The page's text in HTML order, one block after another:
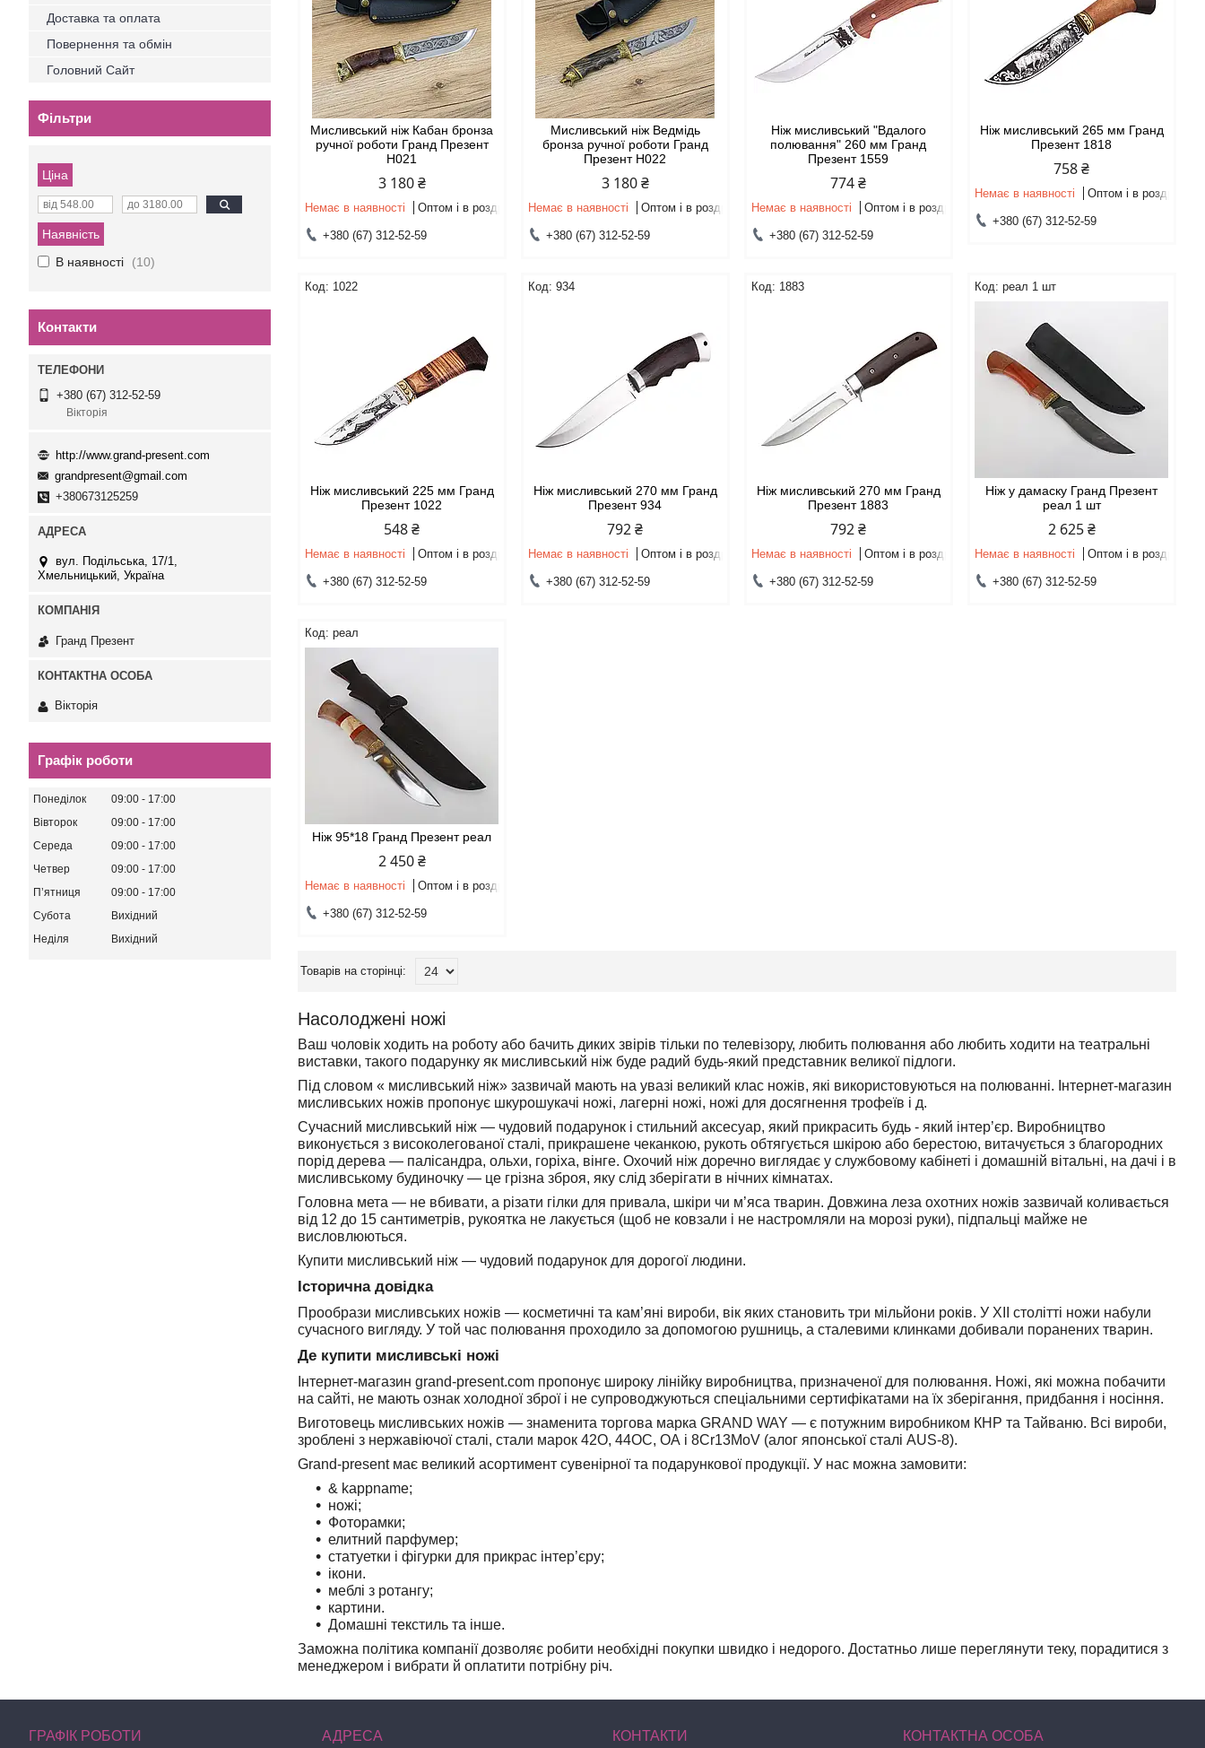
Мисливський ніж Кабан бронза
ручної роботи Гранд Презент
Н021
3 180 ₴
Немає в наявності Оптом і в роздріб
+380 (67) 312-52-59
Мисливський ніж Ведмідь
бронза ручної роботи Гранд
Презент Н022
3 180 ₴
Немає в наявності Оптом і в роздріб
+380 (67) 312-52-59
Ніж мисливський "Вдалого
полювання" 260 мм Гранд
Презент 1559
774 ₴
Немає в наявності Оптом і в роздріб
+380 (67) 312-52-59
Ніж мисливський 265 мм Гранд
Презент 1818
758 ₴
Немає в наявності Оптом і в роздріб
+380 (67) 312-52-59
1022
Ніж мисливський 225 мм Гранд
Презент 1022
548 ₴
Немає в наявності Оптом і в роздріб
+380 (67) 312-52-59
934
Ніж мисливський 270 мм Гранд
Презент 934
792 ₴
Немає в наявності Оптом і в роздріб
+380 (67) 312-52-59
1883
Ніж мисливський 270 мм Гранд
Презент 1883
792 ₴
Немає в наявності Оптом і в роздріб
+380 (67) 312-52-59
реал 1 шт
Ніж у дамаску Гранд Презент
реал 1 шт
2 625 ₴
Немає в наявності Оптом і в роздріб
+380 (67) 312-52-59
реал
Ніж 95*18 Гранд Презент реал
2 450 ₴
Немає в наявності Оптом і в роздріб
+380 (67) 312-52-59
Насолоджені ножі
Ваш чоловік ходить на роботу або бачить диких звірів тільки по телевізору, любить полювання або любить ходити на театральні
виставки, такого подарунку як мисливський ніж буде радий будь-який представник великої підлоги.
Під словом « мисливський ніж» зазвичай мають на увазі великий клас ножів, які використовуються на полюванні. Інтернет-магазин
мисливських ножів пропонує шкурошукачі ножі, лагерні ножі, ножі для досягнення трофеїв і д.
Сучасний мисливський ніж — чудовий подарунок і стильний аксесуар, який прикрасить будь - який інтер’єр. Виробництво
виконується з високолегованої сталі, прикрашене чеканкою, рукоть обтягується шкірою або берестою, витачується з благородних
порід дерева — палісандра, ольхи, горіха, вінге. Охочий ніж доречно виглядає у службовому кабінеті і домашній вітальні, на дачі і в
мисливському будиночку — це грізна зброя, яку слід зберігати в нічних кімнатах.
Головна мета — не вбивати, а різати гілки для привала, шкіри чи м’яса тварин. Довжина леза охотних ножів зазвичай коливається
від 12 до 15 сантиметрів, рукоятка не лакується (щоб не ковзали і не настромляли на морозі руки), підпальці майже не
висловлюються.
Купити мисливський ніж — чудовий подарунок для дорогої людини.
Історична довідка
Прообрази мисливських ножів — косметичні та кам’яні вироби, вік яких становить три мільйони років. У XII столітті ножи набули
сучасного вигляду. У той час полювання проходило за допомогою рушниць, а сталевими клинками добивали поранених тварин.
Де купити мисливські ножі
Інтернет-магазин grand-present.com пропонує широку лінійку виробництва, призначеної для полювання. Ножі, які можна побачити
на сайті, не мають ознак холодної зброї і не супроводжуються спеціальними сертифікатами на їх зберігання, придбання і носіння.
Виготовець мисливських ножів — знаменита торгова марка GRAND WAY — є потужним виробником КНР та Тайваню. Всі вироби,
зроблені з нержавіючої сталі, стали марок 42О, 44ОС, ОА і 8Cr13MoV (алог японської сталі AUS-8).
Grand-present має великий асортимент сувенірної та подарункової продукції. У нас можна замовити:
& kappname;
ножі;
Фоторамки;
елитний парфумер;
статуетки і фігурки для прикрас інтер’єру;
ікони.
меблі з ротангу;
картини.
Домашні текстиль та інше.
Заможна політика компанії дозволяє робити необхідні покупки швидко і недорого. Достатньо лише переглянути теку, порадитися з
менеджером і вибрати й оплатити потрібну річ.
Доставка та оплата
Повернення та обмін
Головний Сайт
Фільтри
Ціна
Наявність
В наявності
10
Контакти
+380 (67) 312-52-59
Вікторія
http://www.grand-present.com
grandpresent@gmail.com
+380673125259
вул. Подільська, 17/1,
Хмельницький, Україна
Гранд Презент
Вікторія
Графік роботи
Понеділок 09:00
17:00
Вівторок
09:00
17:00
Середа
09:00
17:00
Четвер
09:00
17:00
Пʼятниця
09:00
17:00
Субота
Вихідний
Неділя
Вихідний
ГРАФІК РОБОТИ